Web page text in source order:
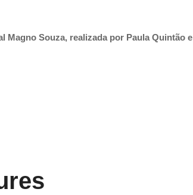
Magno Souza, realizada por Paula Quintão e